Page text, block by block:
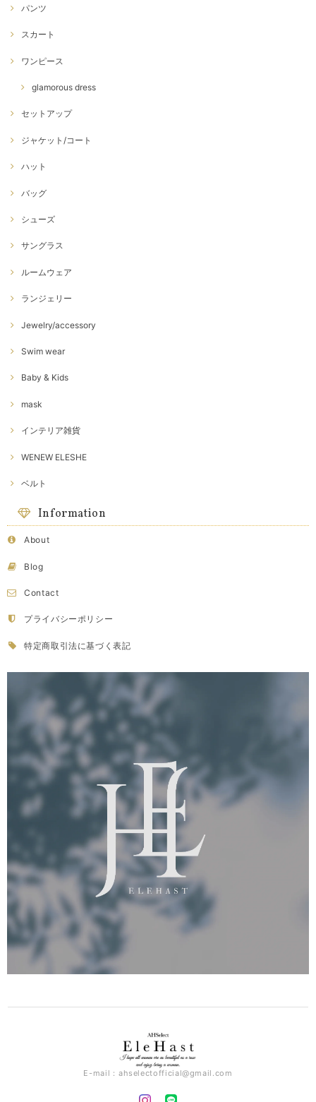
パンツ
スカート
ワンピース
glamorous dress
セットアップ
ジャケット/コート
ハット
バッグ
シューズ
サングラス
ルームウェア
ランジェリー
Jewelry/accessory
Swim wear
Baby & Kids
mask
インテリア雑貨
WENEW ELESHE
ベルト
Information
About
Blog
Contact
プライバシーポリシー
特定商取引法に基づく表記
E-mail： ahselectofficial@gmail.com